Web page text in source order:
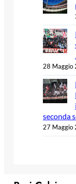
28 Maggio
seconda
27 Maggio